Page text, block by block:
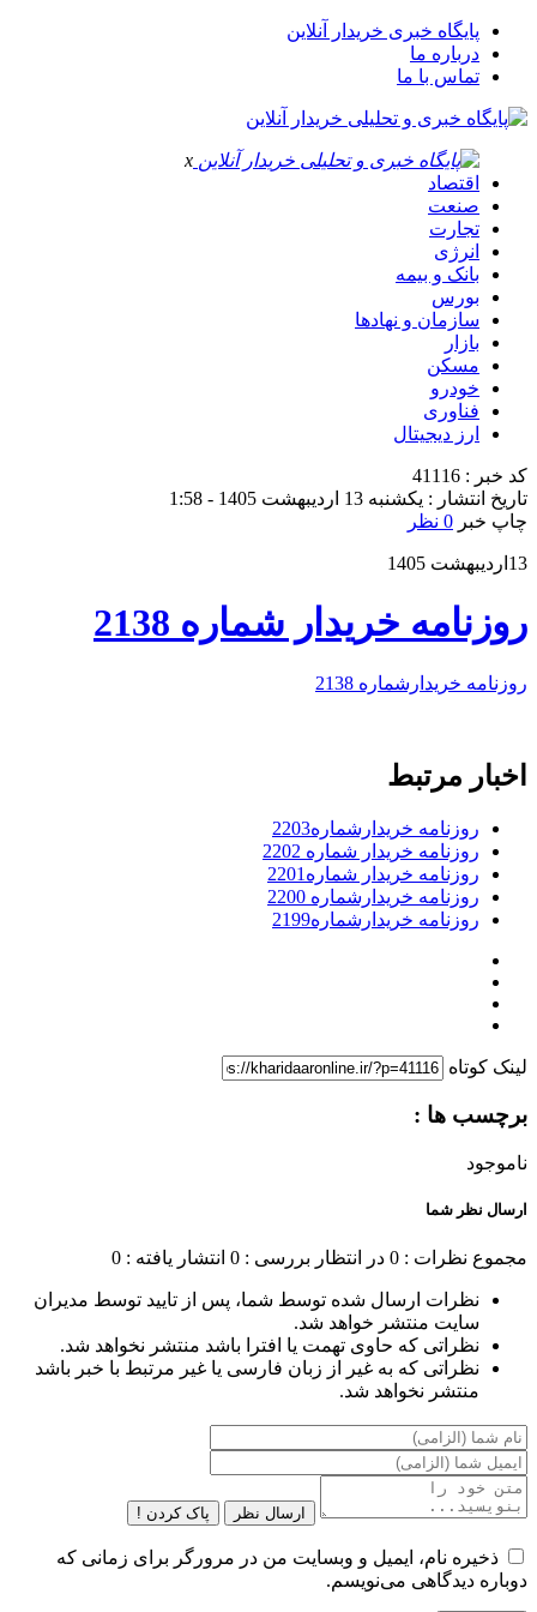
پایگاه خبری خریدار آنلاین
درباره ما
تماس با ما
x
اقتصاد
صنعت
تجارت
انرژی
بانک و بیمه
بورس
سازمان و نهادها
بازار
مسکن
خودرو
فناوری
ارز دیجیتال
کد خبر : 41116
تاریخ انتشار : یکشنبه 13 اردیبهشت 1405 - 1:58
چاپ خبر 0 نظر
13اردیبهشت 1405
روزنامه خریدار شماره 2138
روزنامه خریدارشماره 2138
اخبار مرتبط
روزنامه خریدارشماره2203
روزنامه خریدار شماره 2202
روزنامه خریدار شماره2201
روزنامه خریدارشماره 2200
روزنامه خریدارشماره2199
لینک کوتاه
برچسب ها :
ناموجود
ارسال نظر شما
مجموع نظرات : 0 در انتظار بررسی : 0 انتشار یافته : 0
نظرات ارسال شده توسط شما، پس از تایید توسط مدیران
سایت منتشر خواهد شد.
نظراتی که حاوی تهمت یا افترا باشد منتشر نخواهد شد.
نظراتی که به غیر از زبان فارسی یا غیر مرتبط با خبر باشد
منتشر نخواهد شد.
ارسال نظر پاک کردن !
ذخیره نام، ایمیل و وبسایت من در مرورگر برای زمانی که
دوباره دیدگاهی می‌نویسم.